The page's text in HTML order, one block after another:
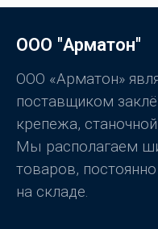
ООО "Арматон"
ООО «Арматон»
поставщиком
крепежа,
Мы располагаем
товаров,
на складе.